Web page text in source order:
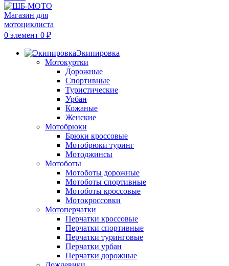
0 элемент 0 ₽
Экипировка
Мотокуртки
Дорожные
Спортивные
Туристические
Урбан
Кожаные
Женские
Мотобрюки
Брюки кроссовые
Мотобрюки туринг
Мотоджинсы
Мотоботы
Мотоботы дорожные
Мотоботы спортивные
Мотоботы кроссовые
Мотокроссовки
Мотоперчатки
Перчатки кроссовые
Перчатки спортивные
Перчатки туринговые
Перчатки урбан
Перчатки дорожные